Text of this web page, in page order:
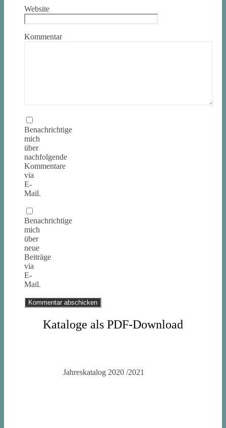
Website
Kommentar
Benachrichtige
mich
über
nachfolgende
Kommentare
via
E-
Mail.
Benachrichtige
mich
über
neue
Beiträge
via
E-
Mail.
Kataloge als PDF-Download
Jahreskatalog 2020 /2021